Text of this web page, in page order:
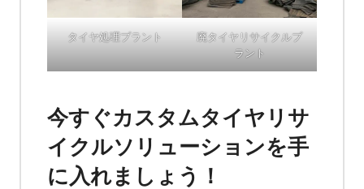
タイヤ処理プラント
廃タイヤリサイクルプ
ラント
今すぐカスタムタイヤリサ
イクルソリューションを手
に入れましょう！